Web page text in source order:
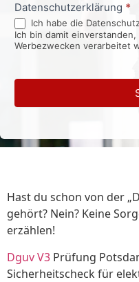
Datenschutzerklärung *
Ich habe die
Ich bin damit
Werbezwecken verarbeitet
Hast du schon von der
gehört? Nein? Keine
erzählen!
Dguv V3 Prüfung
Sicherheitscheck für